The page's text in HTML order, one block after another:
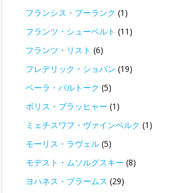
フランシス・プーランク (1)
フランツ・シューベルト (11)
フランツ・リスト (6)
フレデリック・ショパン (19)
ベーラ・バルトーク (5)
ボリス・ブラッヒャー (1)
ミェチスワフ・ヴァインベルク (1)
モーリス・ラヴェル (5)
モデスト・ムソルグスキー (8)
ヨハネス・ブラームス (29)